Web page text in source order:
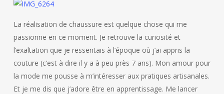
La réalisation de chaussure est quelque chose qui me
passionne en ce moment. Je retrouve la curiosité et
l’exaltation que je ressentais à l’époque où j’ai appris la
couture (c’est à dire il y a à peu près 7 ans). Mon amour pour
la mode me pousse à m’intéresser aux pratiques artisanales.
Et je me dis que j’adore être en apprentissage. Me lancer